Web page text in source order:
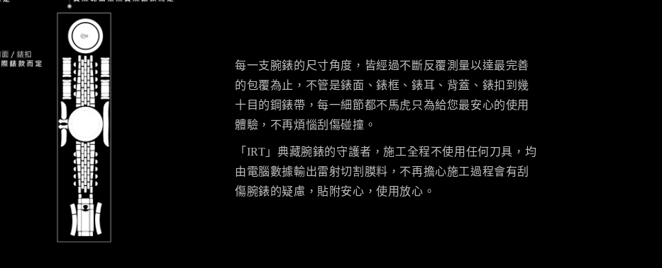
每一支腕錶的尺寸角度，皆經過不斷反覆測量以達最完善
的包覆為止，不管是錶面、錶框、錶耳、背蓋、錶扣到幾
十目的鋼錶帶，每一細節都不馬虎只為給您最安心的使用
體驗，不再煩惱刮傷碰撞。
「IRT」典藏腕錶的守護者，施工全程不使用任何刀具，均
由電腦數據輸出雷射切割膜料，不再擔心施工過程會有刮
傷腕錶的疑慮，貼附安心，使用放心。